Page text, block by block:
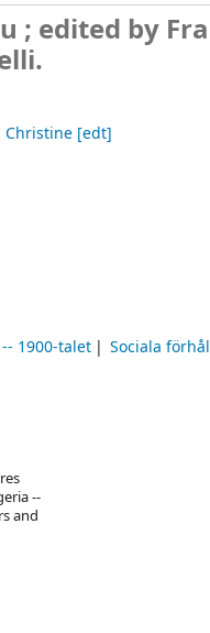
; edited by
Christine[edt]
1900-talet
Sociala
--
and